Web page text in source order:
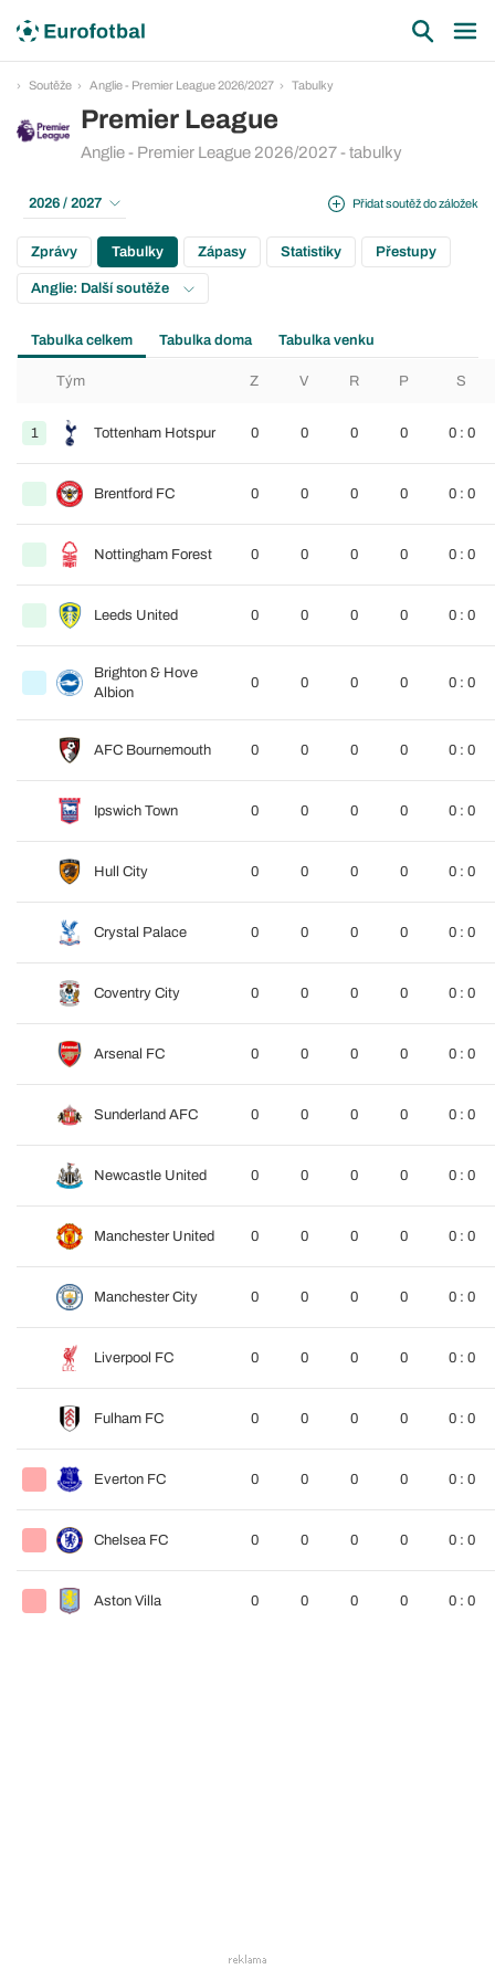
Soutěže Anglie - Premier League 2026/2027 Tabulky
Premier League
Anglie - Premier League 2026/2027 - tabulky
Přidat soutěž do záložek
2026 / 2027
Zprávy Tabulky Zápasy Statistiky Přestupy
Anglie: Další soutěže
Tabulka celkem Tabulka doma Tabulka venku
Tým Z V R P S
1 Tottenham Hotspur 0 0 0 0 0 : 0
Brentford FC 0 0 0 0 0 : 0
Nottingham Forest 0 0 0 0 0 : 0
Leeds United 0 0 0 0 0 : 0
Brighton & Hove
Albion
0 0 0 0 0 : 0
AFC Bournemouth 0 0 0 0 0 : 0
Ipswich Town 0 0 0 0 0 : 0
Hull City 0 0 0 0 0 : 0
Crystal Palace 0 0 0 0 0 : 0
Coventry City 0 0 0 0 0 : 0
Arsenal FC 0 0 0 0 0 : 0
Sunderland AFC 0 0 0 0 0 : 0
Newcastle United 0 0 0 0 0 : 0
Manchester United 0 0 0 0 0 : 0
Manchester City 0 0 0 0 0 : 0
Liverpool FC 0 0 0 0 0 : 0
Fulham FC 0 0 0 0 0 : 0
Everton FC 0 0 0 0 0 : 0
Chelsea FC 0 0 0 0 0 : 0
Aston Villa 0 0 0 0 0 : 0